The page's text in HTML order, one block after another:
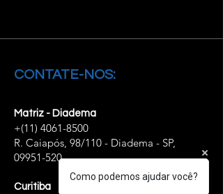
CONTATE-NOS:
Matriz - Diadema
+(11) 4061-8500
R. Caiapós, 98/110 - Diadema - SP,
09951-520
Curitiba
Como podemos ajudar você?